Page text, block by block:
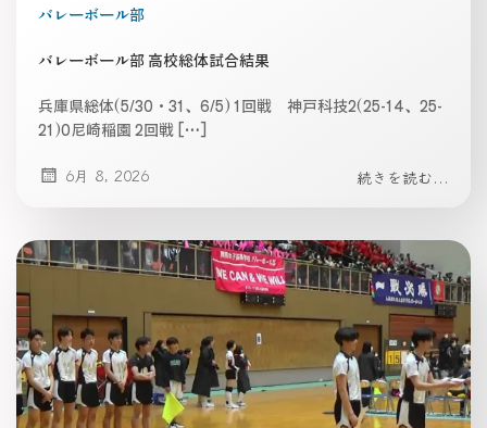
バレーボール部
バレーボール部 高校総体試合結果
兵庫県総体(5/30・31、6/5) 1回戦 神戸科技2(25-14、25-
21)0尼崎稲園 2回戦 […]
6月 8, 2026 続きを読む...